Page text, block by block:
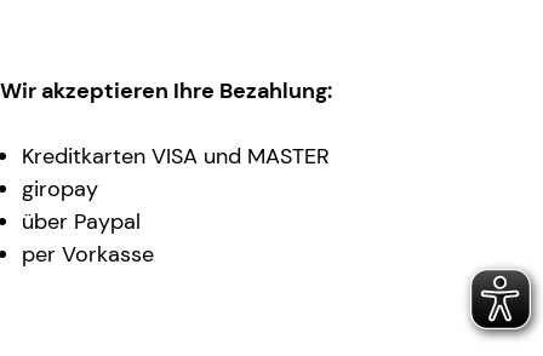
Wir akzeptieren Ihre Bezahlung:
Kreditkarten VISA und MASTER
giropay
über Paypal
per Vorkasse